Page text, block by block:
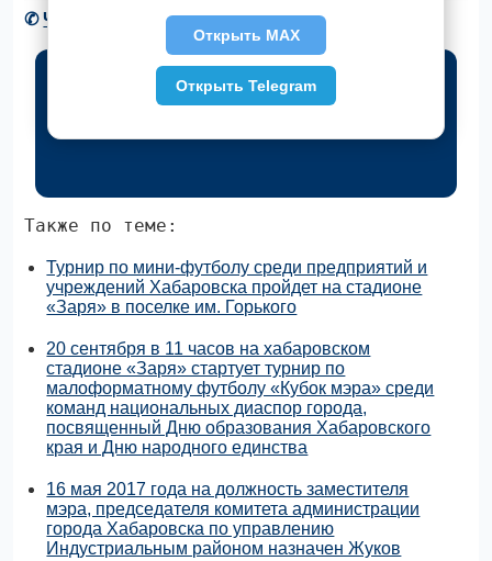
✆Читать новости Хабаровска в Telegram
Также по теме:
Турнир по мини-футболу среди предприятий и
учреждений Хабаровска пройдет на стадионе
«Заря» в поселке им. Горького
20 сентября в 11 часов на хабаровском
стадионе «Заря» стартует турнир по
малоформатному футболу «Кубок мэра» среди
команд национальных диаспор города,
посвященный Дню образования Хабаровского
края и Дню народного единства
16 мая 2017 года на должность заместителя
мэра, председателя комитета администрации
города Хабаровска по управлению
Индустриальным районом назначен Жуков
Открыть MAX
Открыть Telegram